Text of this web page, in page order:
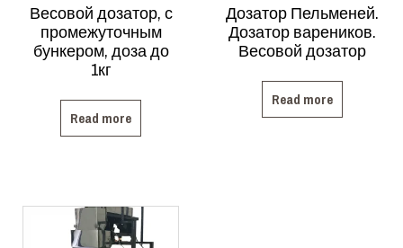
Весовой дозатор, с
промежуточным
бункером, доза до
1кг
Read more
Дозатор Пельменей.
Дозатор вареников.
Весовой дозатор
Read more